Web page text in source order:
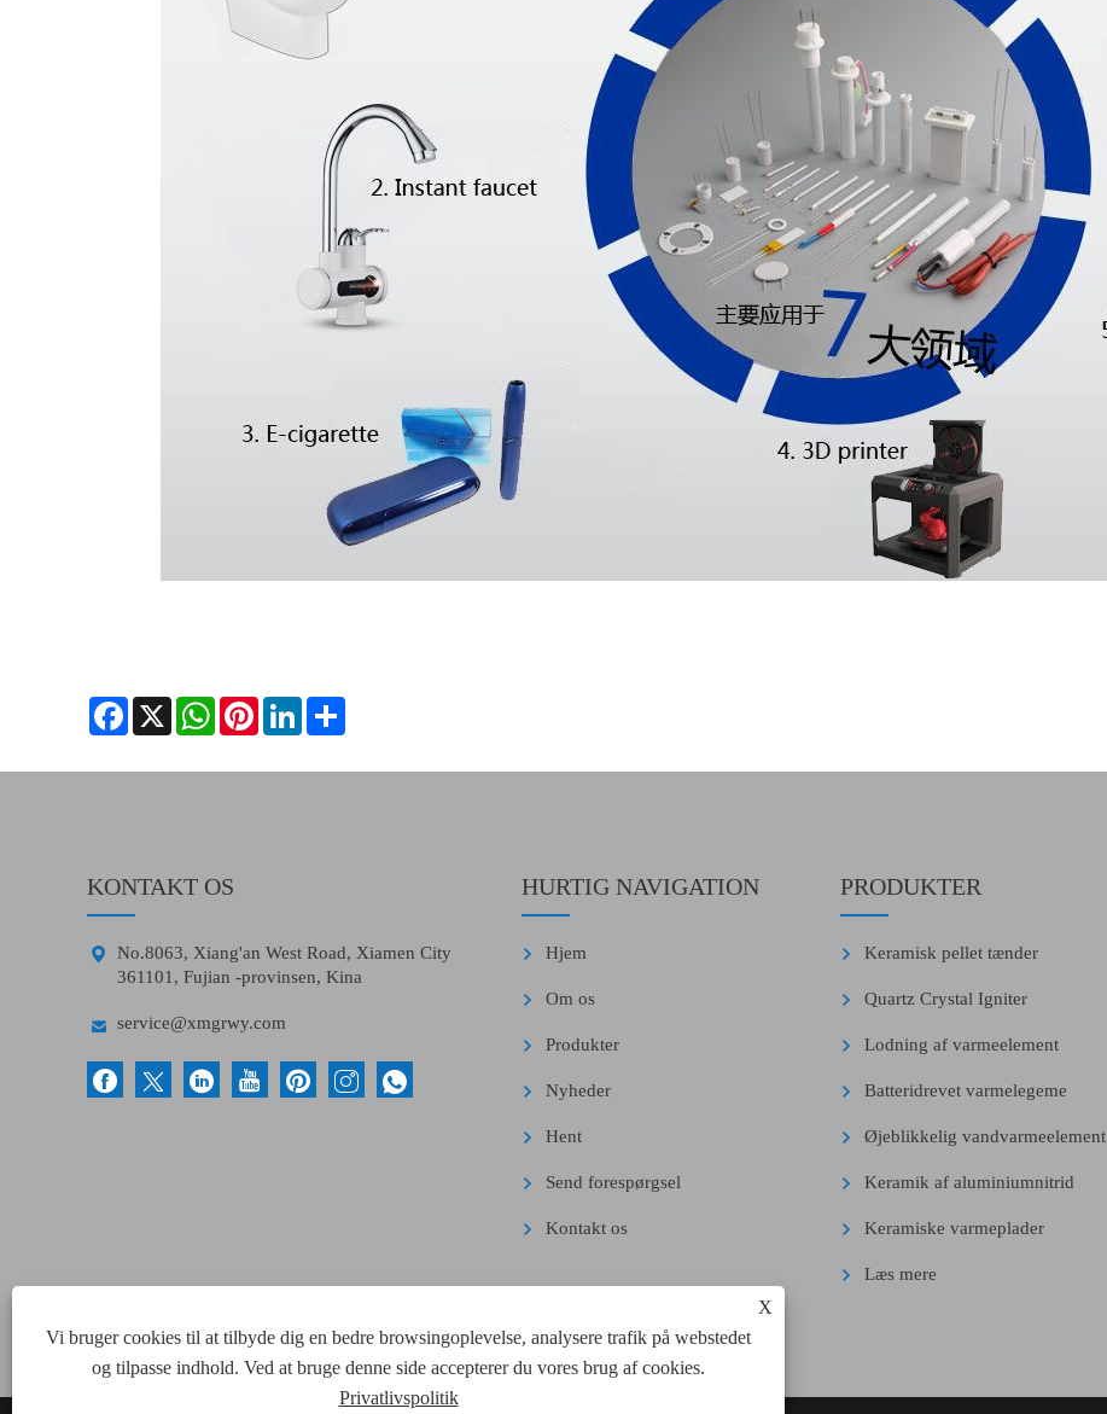
Facebook
X WhatsAppPinterestLinkedIn
X
Vi bruger cookies til at tilbyde dig en bedre browsingoplevelse, analysere trafik på webstedet
og tilpasse indhold. Ved at bruge denne side accepterer du vores brug af cookies.
Privatlivspolitik
KONTAKT OS

No.8063, Xiang'an West Road, Xiamen City
361101, Fujian -provinsen, Kina
 service@xmgrwy.com
HURTIG NAVIGATION
Hjem
Om os
Produkter
Nyheder
Hent
Send forespørgsel
Kontakt os
PRODUKTER
Keramisk pellet tænder
Quartz Crystal Igniter
Lodning af varmeelement
Batteridrevet varmelegeme
Øjeblikkelig vandvarmeelement
Keramik af aluminiumnitrid
Keramiske varmeplader
Læs mere